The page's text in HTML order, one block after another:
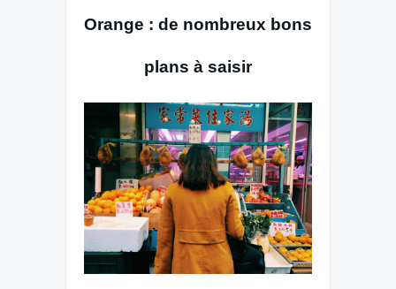
Orange : de nombreux bons
plans à saisir